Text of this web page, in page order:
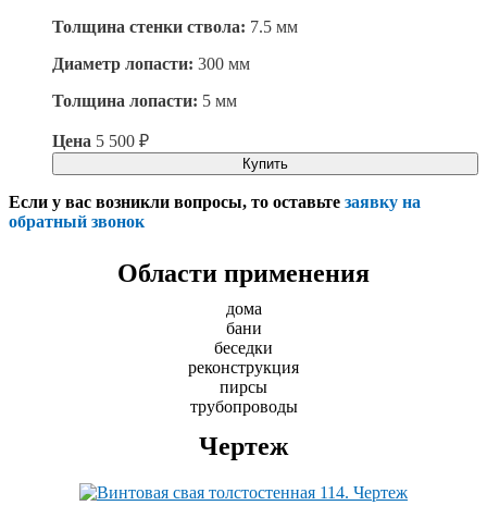
Толщина стенки ствола: 7.5 мм
Диаметр лопасти: 300 мм
Толщина лопасти: 5 мм
Цена 5 500 ₽
Купить
Если у вас возникли вопросы, то оставьте заявку на
обратный звонок
Области применения
дома
бани
беседки
реконструкция
пирсы
трубопроводы
Чертеж